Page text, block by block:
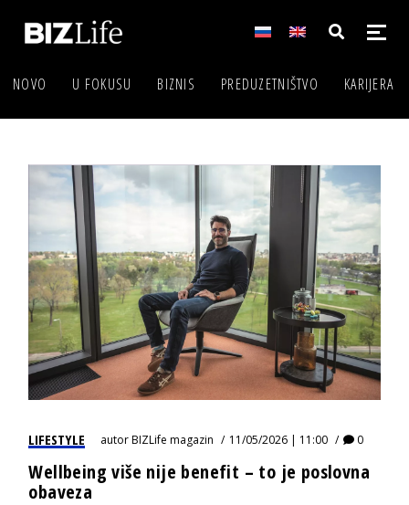
NOVO U FOKUSU BIZNIS PREDUZETNIŠTVO KARIJERA
LIFESTYLE autorBIZLife magazin 11/05/2026 | 11:00 0
Wellbeing više nije benefit – to je poslovna
obaveza